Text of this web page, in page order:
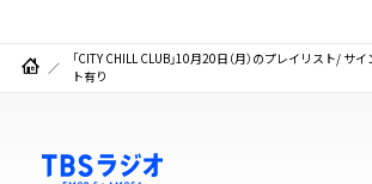
「CITY CHILL CLUB」10月20日（月）のプレイリスト/ サ
ト有り